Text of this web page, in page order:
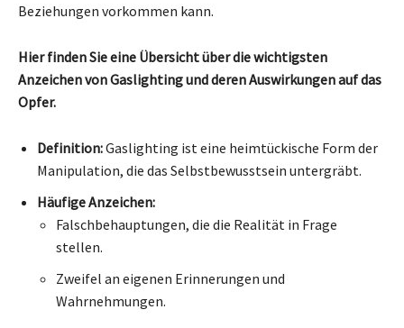
Beziehungen vorkommen kann.
Hier finden Sie eine Übersicht über die wichtigsten
Anzeichen von Gaslighting und deren Auswirkungen auf das
Opfer.
Definition:Gaslighting ist eine heimtückische Form der
Manipulation, die das Selbstbewusstsein untergräbt.
Häufige Anzeichen:
Falschbehauptungen, die die Realität in Frage
stellen.
Zweifel an eigenen Erinnerungen und
Wahrnehmungen.